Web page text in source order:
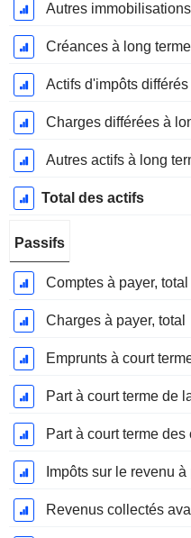
Autres
Créances à long terme
Actifs d'impôts
Charges différées à
Autres actifs à long
Total des actifs
Passifs
Comptes à payer, total
Charges à payer, total
Emprunts à court
Part à court terme de
Part à court terme
Impôts sur le revenu à